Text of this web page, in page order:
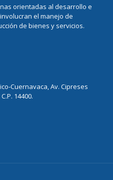
orientadas al desarrollo e
el manejo de
de bienes y servicios.
Cuernavaca, Av. Cipreses
14400.